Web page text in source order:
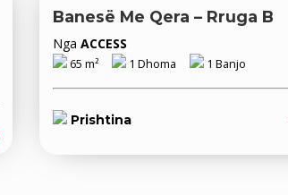
Banesë Me Qera – Rruga B
NgaACCESS
65 m² 1 Dhoma 1 Banjo
Prishtina